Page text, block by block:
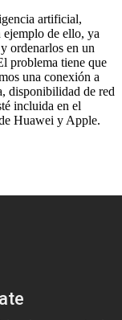
artificial,
ejemplo de ello, ya
ordenarlos en un
problema tiene que
una conexión a
disponibilidad de red
incluida en el
Huawei y Apple.